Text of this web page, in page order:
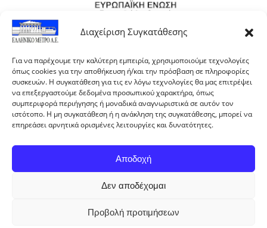
Διαχείριση Συγκατάθεσης
Για να παρέχουμε την καλύτερη εμπειρία, χρησιμοποιούμε τεχνολογίες
όπως cookies για την αποθήκευση ή/και την πρόσβαση σε πληροφορίες
συσκευών. Η συγκατάθεση για τις εν λόγω τεχνολογίες θα μας επιτρέψει
να επεξεργαστούμε δεδομένα προσωπικού χαρακτήρα, όπως
συμπεριφορά περιήγησης ή μοναδικά αναγνωριστικά σε αυτόν τον
ιστότοπο. Η μη συγκατάθεση ή η ανάκληση της συγκατάθεσης, μπορεί να
επηρεάσει αρνητικά ορισμένες λειτουργίες και δυνατότητες.
Αποδοχή
Δεν αποδέχομαι
Προβολή προτιμήσεων
Με τη συγχρηματοδότηση της Ελλάδας και της
Ευρωπαϊκής Ένωσης.
ΕΛΛΗΝΙΚΟ ΜΕΤΡΟ Α.Ε. © 2024 All rights reserved